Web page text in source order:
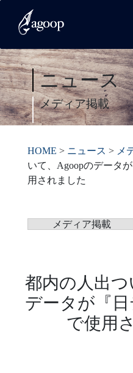
ニュース
メディア掲載
HOME > ニュース > メ
いて、Agoopのデータ
用されました
メディア掲載
都内の人出
データが『日
で使用